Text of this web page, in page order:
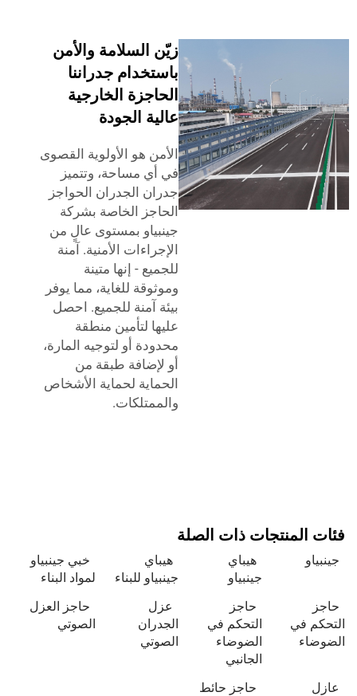
زيّن السلامة والأمن
باستخدام جدراننا
الحاجزة الخارجية
عالية الجودة
الأمن هو الأولوية القصوى
في أي مساحة، وتتميز
جدران الجدران الحواجز
الحاجز الخاصة بشركة
جينبياو بمستوى عالٍ من
الإجراءات الأمنية. آمنة
للجميع - إنها متينة
وموثوقة للغاية، مما يوفر
بيئة آمنة للجميع. احصل
عليها لتأمين منطقة
محدودة أو لتوجيه المارة،
أو لإضافة طبقة من
الحماية لحماية الأشخاص
والممتلكات.
المنتجات ذات الصلة
هيباي
جينبياو
هيباي
جينبياو للبناء
خبي جينبياو
لمواد البناء
في
حاجز
التحكم في
الضوضاء
الجانبي
عزل
الجدران
الصوتي
حاجز العزل
الصوتي
حاجز حائط